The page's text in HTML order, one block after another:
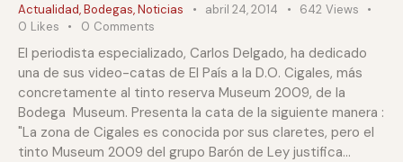
Actualidad,Bodegas,Noticias abril 24, 2014 642 Views
0 Likes 0 Comments
El periodista especializado, Carlos Delgado, ha dedicado
una de sus video-catas de El País a la D.O. Cigales, más
concretamente al tinto reserva Museum 2009, de la
Bodega Museum. Presenta la cata de la siguiente manera :
"La zona de Cigales es conocida por sus claretes, pero el
tinto Museum 2009 del grupo Barón de Ley justifica…